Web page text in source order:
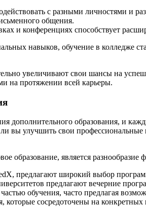
с разными личностями и
общения.
и конференциях способствует
навыков, обучение в колледже
увеличивают свои шансы на
на протяжении всей карьеры.
дополнительного образования, и
вы улучшить свои
образование, является разнообразие
предлагают широкий выбор
предлагают вечерние
обучения, часто предлагая
которые сосредоточены на